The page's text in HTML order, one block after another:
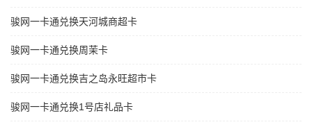
骏网一卡通兑换天河城商超卡
骏网一卡通兑换周茉卡
骏网一卡通兑换吉之岛永旺超市卡
骏网一卡通兑换1号店礼品卡